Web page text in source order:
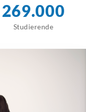
269.000
Studierende